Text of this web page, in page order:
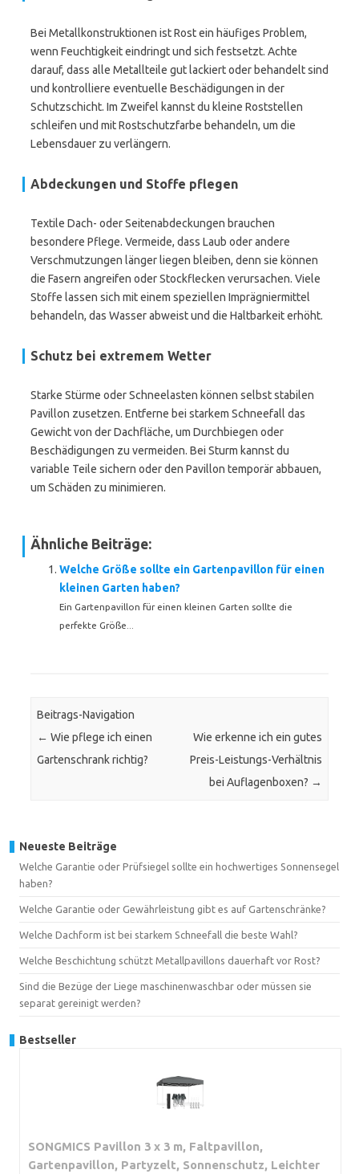
Bei Metallkonstruktionen ist Rost ein häufiges Problem,
wenn Feuchtigkeit eindringt und sich festsetzt. Achte
darauf, dass alle Metallteile gut lackiert oder behandelt sind
und kontrolliere eventuelle Beschädigungen in der
Schutzschicht. Im Zweifel kannst du kleine Roststellen
schleifen und mit Rostschutzfarbe behandeln, um die
Lebensdauer zu verlängern.
Abdeckungen und Stoffe pflegen
Textile Dach- oder Seitenabdeckungen brauchen
besondere Pflege. Vermeide, dass Laub oder andere
Verschmutzungen länger liegen bleiben, denn sie können
die Fasern angreifen oder Stockflecken verursachen. Viele
Stoffe lassen sich mit einem speziellen Imprägniermittel
behandeln, das Wasser abweist und die Haltbarkeit erhöht.
Schutz bei extremem Wetter
Starke Stürme oder Schneelasten können selbst stabilen
Pavillon zusetzen. Entferne bei starkem Schneefall das
Gewicht von der Dachfläche, um Durchbiegen oder
Beschädigungen zu vermeiden. Bei Sturm kannst du
variable Teile sichern oder den Pavillon temporär abbauen,
um Schäden zu minimieren.
Ähnliche Beiträge:
Welche Größe sollte ein Gartenpavillon für einen
kleinen Garten haben?
Ein Gartenpavillon für einen kleinen Garten sollte die
perfekte Größe...
Beitrags-Navigation
← Wie pflege ich einen
Gartenschrank richtig?
Wie erkenne ich ein gutes
Preis-Leistungs-Verhältnis
bei Auflagenboxen? →
Neueste Beiträge
Welche Garantie oder Prüfsiegel sollte ein hochwertiges Sonnensegel
haben?
Welche Garantie oder Gewährleistung gibt es auf Gartenschränke?
Welche Dachform ist bei starkem Schneefall die beste Wahl?
Welche Beschichtung schützt Metallpavillons dauerhaft vor Rost?
Sind die Bezüge der Liege maschinenwaschbar oder müssen sie
separat gereinigt werden?
Bestseller
SONGMICS Pavillon 3 x 3 m, Faltpavillon,
Gartenpavillon, Partyzelt, Sonnenschutz, Leichter